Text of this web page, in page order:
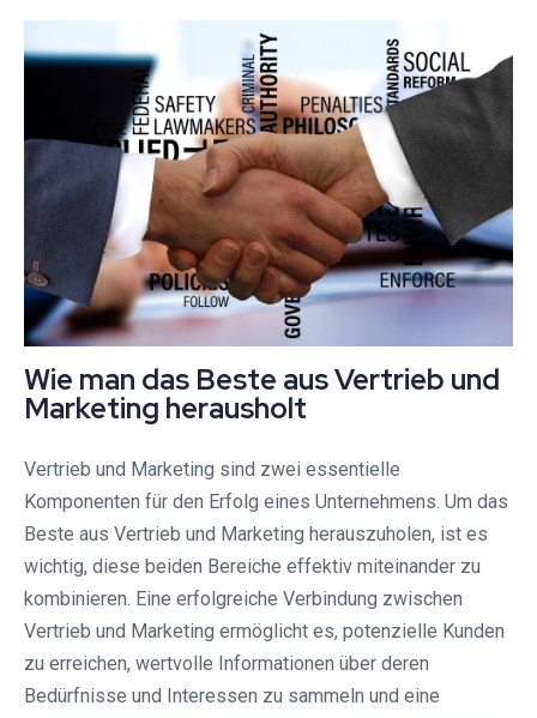
Wie man das Beste aus Vertrieb und
Marketing herausholt
Vertrieb und Marketing sind zwei essentielle
Komponenten für den Erfolg eines Unternehmens. Um das
Beste aus Vertrieb und Marketing herauszuholen, ist es
wichtig, diese beiden Bereiche effektiv miteinander zu
kombinieren. Eine erfolgreiche Verbindung zwischen
Vertrieb und Marketing ermöglicht es, potenzielle Kunden
zu erreichen, wertvolle Informationen über deren
Bedürfnisse und Interessen zu sammeln und eine